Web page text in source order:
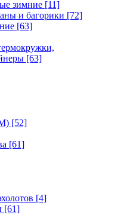
зимние [11]
и багорики [72]
[63]
[63]
[52]
[61]
[4]
[61]